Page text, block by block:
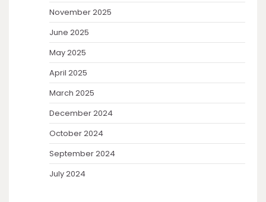
November 2025
June 2025
May 2025
April 2025
March 2025
December 2024
October 2024
September 2024
July 2024